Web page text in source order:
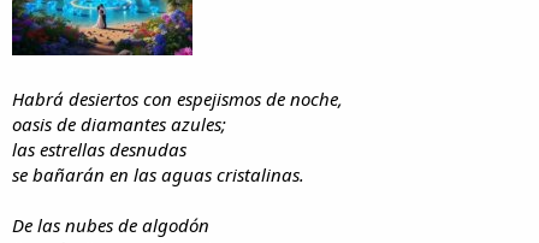
Habrá desiertos con espejismos de noche,
oasis de diamantes azules;
las estrellas desnudas
se bañarán en las aguas cristalinas.
De las nubes de algodón